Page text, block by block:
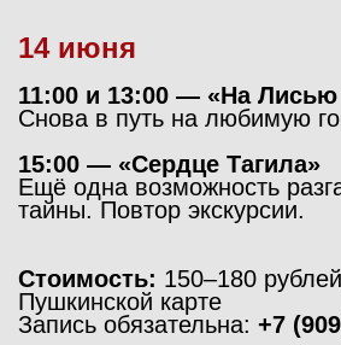
14 июня
11:00 и 13:00 — «На Лисью
Снова в путь на любимую
15:00 — «Сердце Тагила»
Ещё одна возможность
тайны. Повтор экскурсии.
Стоимость: 150–180
Пушкинской карте
Запись обязательна: +7